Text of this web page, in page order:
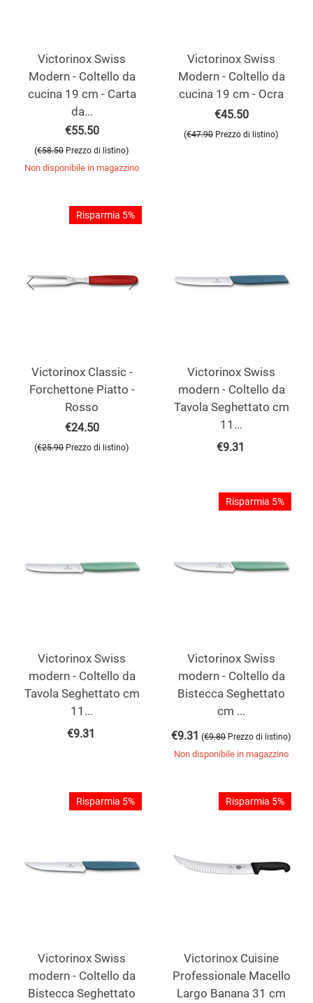
Victorinox Swiss
Modern - Coltello da
cucina 19 cm - Carta
da...
€55.50
(€58.50 Prezzo di listino)
Non disponibile in magazzino
Victorinox Swiss
Modern - Coltello da
cucina 19 cm - Ocra
€45.50
(€47.90 Prezzo di listino)
Risparmia 5%
Victorinox Classic -
Forchettone Piatto -
Rosso
€24.50
(€25.90 Prezzo di listino)
Victorinox Swiss
modern - Coltello da
Tavola Seghettato cm
11...
€9.31
Victorinox Swiss
modern - Coltello da
Tavola Seghettato cm
11...
€9.31
Risparmia 5%
Victorinox Swiss
modern - Coltello da
Bistecca Seghettato
cm ...
€9.31 (€9.80 Prezzo di listino)
Non disponibile in magazzino
Risparmia 5%
Victorinox Swiss
modern - Coltello da
Bistecca Seghettato
Risparmia 5%
Victorinox Cuisine
Professionale Macello
Largo Banana 31 cm